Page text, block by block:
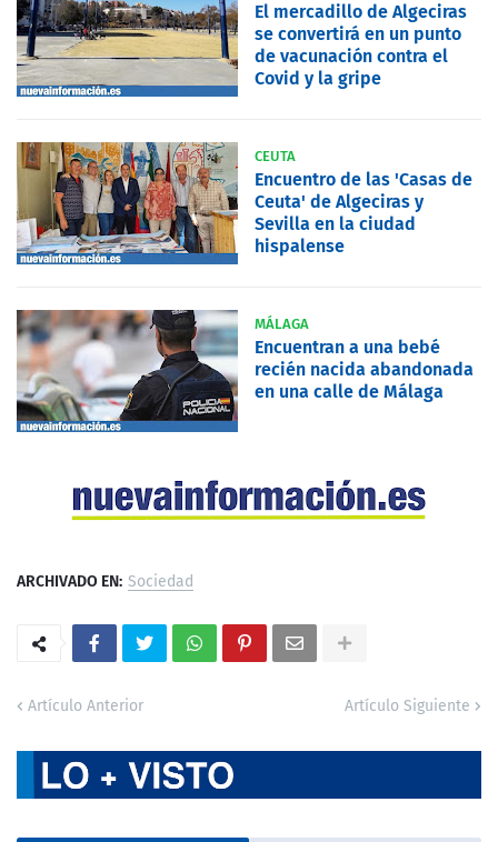
El mercadillo de Algeciras
se convertirá en un punto
de vacunación contra el
Covid y la gripe
CEUTA
Encuentro de las 'Casas de
Ceuta' de Algeciras y
Sevilla en la ciudad
hispalense
MÁLAGA
Encuentran a una bebé
recién nacida abandonada
en una calle de Málaga
ARCHIVADO EN: Sociedad
Artículo Anterior Artículo Siguiente